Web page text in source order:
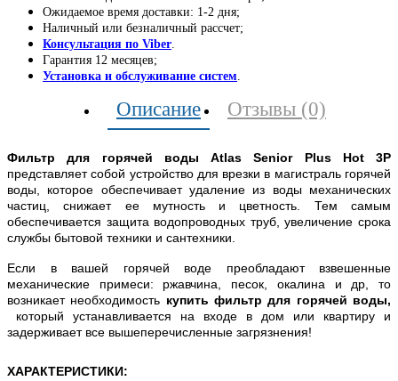
Ожидаемое время доставки: 1-2 дня;
Наличный или безналичный рассчет;
Консультация по Viber
Гарантия 12 месяцев;
Установка и обслуживание систем
Описание Отзывы (0)
Фильтр для горячей воды Atlas Senior Plus Hot 3P
представляет собой устройство для врезки в магистраль горячей
воды, которое обеспечивает удаление из воды механических
частиц, снижает ее мутность и цветность. Тем самым
обеспечивается защита водопроводных труб, увеличение срока
службы бытовой техники и сантехники.
Если в вашей горячей воде преобладают взвешенные
механические примеси: ржавчина, песок, окалина и др, то
возникает необходимость купить фильтр для горячей воды,
который устанавливается на входе в дом или квартиру и
задерживает все вышеперечисленные загрязнения!
ХАРАКТЕРИСТИКИ: